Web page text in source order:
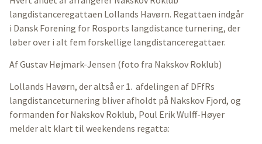
langdistanceregattaen Lollands Havørn. Regattaen indgår
i Dansk Forening for Rosports langdistance turnering, der
løber over i alt fem forskellige langdistanceregattaer.
Af Gustav Højmark-Jensen (foto fra Nakskov Roklub)
Lollands Havørn, der altså er 1. afdelingen af DFfRs
langdistanceturnering bliver afholdt på Nakskov Fjord, og
formanden for Nakskov Roklub, Poul Erik Wulff-Høyer
melder alt klart til weekendens regatta: